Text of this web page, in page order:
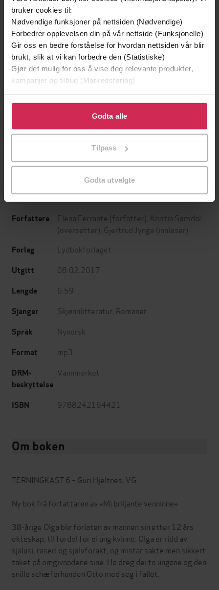
bruker cookies til:
Nødvendige funksjoner på nettsiden (Nødvendige)
Forbedrer opplevelsen din på vår nettside (Funksjonelle)
Gir oss en bedre forståelse for hvordan nettsiden vår blir
brukt, slik at vi kan forbedre den (Statistiske)
Gjør det mulig for oss å vise deg relevante produkter,
kampanjer og tilbud (Markedsføring)
Klikk på «Godta alle» for å gi oss ditt samtykke til å
bruke cookies for alle disse formålene. Du kan også
tilpasse ditt samtykke til spesifikke formål ved å klikke
Godta alle
Tilpass
Godta utvalgte
199,-
LYDBOK
169,-
LYDBOK
Forfattere Elena Ferrante (forfatter), Kristin Sørsdal
(oversetter), Gjertrud Jynge (innleser)
Forlag Lydbokforlaget
Utgitt 08.02.2017
Lengde 6:59
Sjanger Skjønnlitteratur Romaner
Språk Nynorsk
Format mp3
DRM-
beskyttelse
Vannmerket
ISBN 9788242164421
Om boken
TERNINGKAST 6 – Guri Hjeltnes, VG.
Ny bok frå forfattaren av «Mi briljante venninne»
38-årige Olga blir forlaten av mannen sin etter 12 års
ekteskap, til fordel for ei ung kvinne. Olga er ridd av
sjalusi, raseri og sjølvforakt, og mistar sakte men sikkert
taket på omgivnadene sine. Ho dreg dei to ungane og den
snille schæferhunden Otto med seg i fallet.